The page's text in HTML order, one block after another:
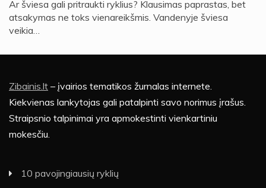
Ar šviesa gali pritraukti ryklius? Klausimas paprastas, bet
atsakymas ne toks vienareikšmis. Vandenyje šviesa
veikia…
Zibainis.lt – įvairios tematikos žurnalas internete.
Kiekvienas lankytojas gali patalpinti savo norimus įrašus.
Straipsnio talpinimai yra apmokestinti vienkartiniu
mokesčiu.
10 pavojingiausių ryklių